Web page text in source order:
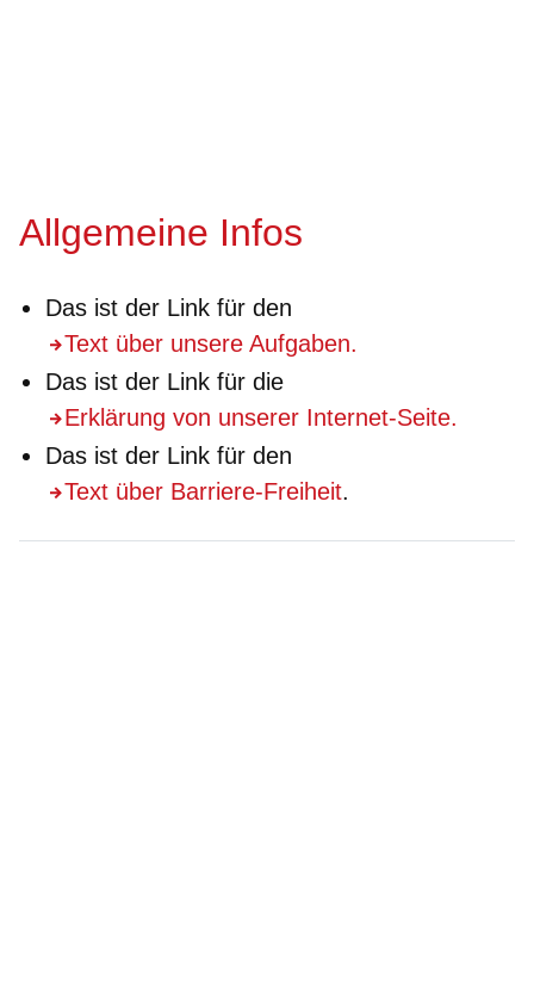
Allgemeine Infos
Das ist der Link für den
Text über unsere Aufgaben.
Das ist der Link für die
Erklärung von unserer Internet-Seite.
Das ist der Link für den
Text über Barriere-Freiheit.